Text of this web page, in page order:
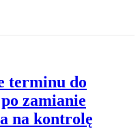
terminu do
zamianie
na kontrolę